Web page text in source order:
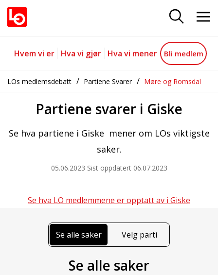
Giske
Gå til hovedinnhold
Gå til navigasjon
Hvem vi er Hva vi gjør Hva vi mener Bli medlem
LOs medlemsdebatt Partiene Svarer Møre og Romsdal
Partiene svarer i Giske
Se hva partiene i Giske mener om LOs viktigste
saker.
05.06.2023 Sist oppdatert 06.07.2023
Se hva LO medlemmene er opptatt av i Giske
Se alle saker Velg parti
Se alle saker